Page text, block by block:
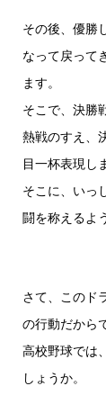
その後、優勝
なって戻って
ます。
そこで、決勝
熱戦のすえ、
目一杯表現し
そこに、いっ
闘を称えるよ
さて、このド
の行動だから
高校野球では
しょうか。